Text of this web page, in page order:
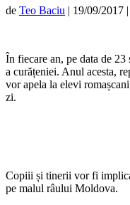
de Teo Baciu | 19/09/2017 |
În fiecare an, pe data de 23
a curățeniei. Anul acesta,
vor apela la elevi
zi.
Copiii și tinerii vor fi
pe malul râului Moldova.